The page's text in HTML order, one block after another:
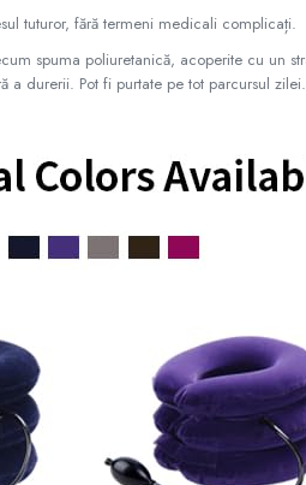
tuturor, fără termeni medicali complicați.
spuma poliuretanică, acoperite cu un
a durerii. Pot fi purtate pe tot parcursul zilei.